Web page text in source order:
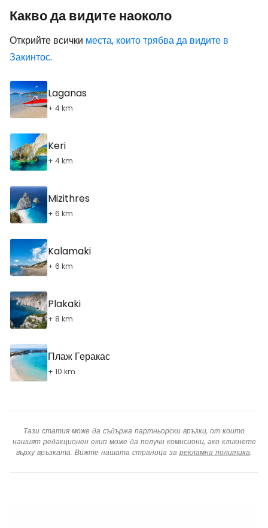
Какво да видите наоколо
Открийте всички места, които трябва да видите в
Закинтос.
Laganas
+ 4 km
Keri
+ 4 km
Mizithres
+ 6 km
Kalamaki
+ 6 km
Plakaki
+ 8 km
Плаж Геракас
+ 10 km
Тази статия може да съдържа партньорски връзки, от които
нашият редакционен екип може да получи комисиони, ако кликнете
върху връзката. Вижте нашата страница за рекламна политика.